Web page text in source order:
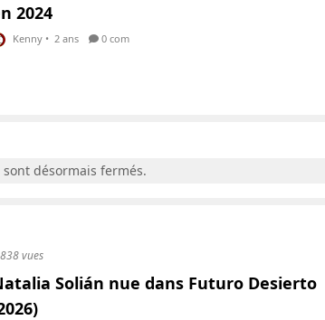
2024
Kenny • 2 ans 0 com
désormais fermés.
vues
Solián nue dans Futuro Desierto